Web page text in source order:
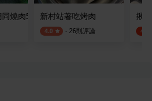
燒肉5號店新村站著吃烤肉
4.0 · 26則評論
揪
4.5